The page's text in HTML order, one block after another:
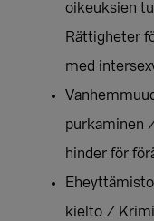
oikeuksien
Rättigheter
med
purkaminen
hinder för
kielto /